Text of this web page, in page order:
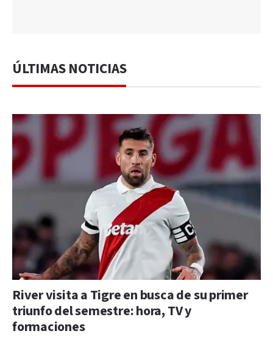
ÚLTIMAS NOTICIAS
River visita a Tigre en busca de su primer
triunfo del semestre: hora, TV y
formaciones